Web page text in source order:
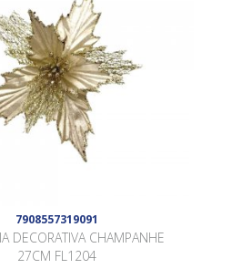
7908557319091
DECORATIVA CHAMPANHE
27CM FL1204